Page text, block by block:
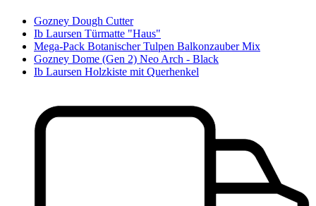
Gozney Dough Cutter
Ib Laursen Türmatte "Haus"
Mega-Pack Botanischer Tulpen Balkonzauber Mix
Gozney Dome (Gen 2) Neo Arch - Black
Ib Laursen Holzkiste mit Querhenkel